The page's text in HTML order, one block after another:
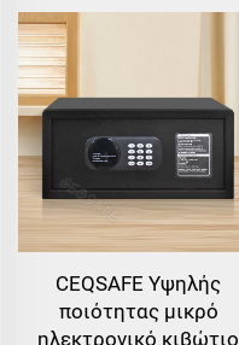
CEQSAFE Υψηλής
ποιότητας μικρό
ηλεκτρονικό κιβώτιο